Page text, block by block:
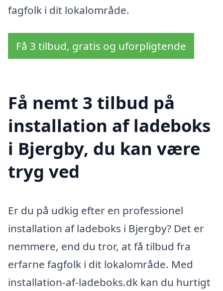
fagfolk i dit lokalområde.
Få 3 tilbud, gratis og uforpligtende
Få nemt 3 tilbud på
installation af ladeboks
i Bjergby, du kan være
tryg ved
Er du på udkig efter en professionel
installation af ladeboks i Bjergby? Det er
nemmere, end du tror, at få tilbud fra
erfarne fagfolk i dit lokalområde. Med
installation-af-ladeboks.dk kan du hurtigt